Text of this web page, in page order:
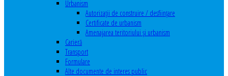
Urbanism
Autorizații de construire / desființare
Certificate de urbanism
Amenajarea teritoriului şi urbanism
Carieră
Transport
Formulare
Alte documente de interes public